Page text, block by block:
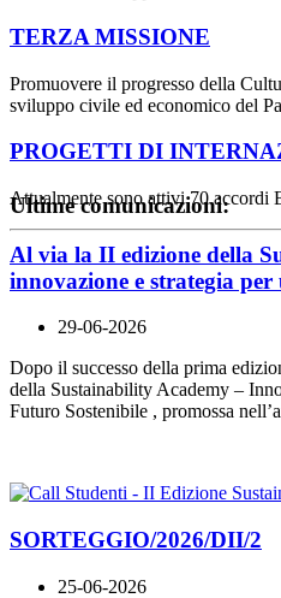
TERZA MISSIONE
Promuovere il progresso della
sviluppo civile ed economico del
PROGETTI DI
Attualmente sono attivi 70 accordi
Ultime comunicazioni:
Al via la II edizione della
innovazione e strategia
29-06-2026
Dopo il successo della prima
della Sustainability Academy –
Futuro Sostenibile , promossa
SORTEGGIO/2026/DII/2
25-06-2026